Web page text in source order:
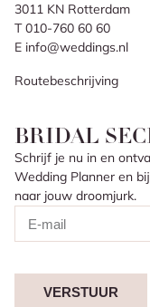
3011 KN Rotterdam
T 010-760 60 60
E info@weddings.nl
Routebeschrijving
BRIDAL
Schrijf je nu in en
Wedding Planner en
naar jouw droomjurk.
VERSTUUR